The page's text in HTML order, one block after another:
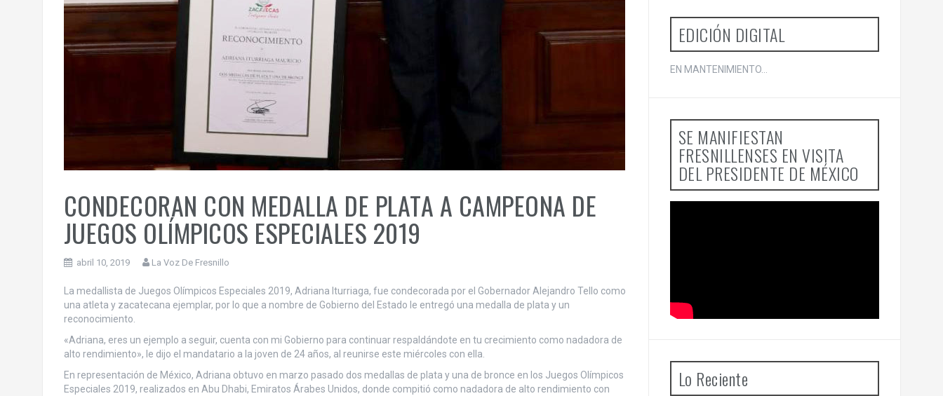
CONDECORAN CON MEDALLA DE PLATA A CAMPEONA DE
JUEGOS OLÍMPICOS ESPECIALES 2019
abril 10, 2019 La Voz De Fresnillo
La medallista de Juegos Olímpicos Especiales 2019, Adriana Iturriaga, fue condecorada por el Gobernador Alejandro Tello como
una atleta y zacatecana ejemplar, por lo que a nombre de Gobierno del Estado le entregó una medalla de plata y un
reconocimiento.
«Adriana, eres un ejemplo a seguir, cuenta con mi Gobierno para continuar respaldándote en tu crecimiento como nadadora de
alto rendimiento», le dijo el mandatario a la joven de 24 años, al reunirse este miércoles con ella.
En representación de México, Adriana obtuvo en marzo pasado dos medallas de plata y una de bronce en los Juegos Olímpicos
Especiales 2019, realizados en Abu Dhabi, Emiratos Árabes Unidos, donde compitió como nadadora de alto rendimiento con
EDICIÓN DIGITAL
EN MANTENIMIENTO...
SE MANIFIESTAN
FRESNILLENSES EN VISITA
DEL PRESIDENTE DE MÉXICO
Lo Reciente